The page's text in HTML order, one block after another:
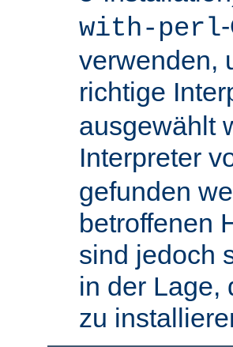
with-perl
verwenden,
richtige
ausgewählt
Interpreter
gefunden
betroffenen
sind jedoch
in der Lage,
zu